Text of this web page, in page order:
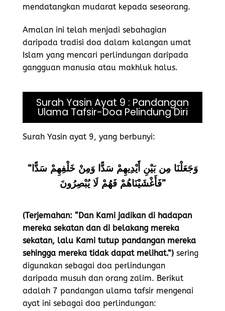
mendatangkan mudarat kepada seseorang.
Amalan ini telah menjadi sebahagian
daripada tradisi doa dalam kalangan umat
Islam yang mencari perlindungan daripada
gangguan manusia atau makhluk halus.
Surah Yasin Ayat 9 : Pandangan
Ulama Tafsir-Doa Pelindung Diri
Surah Yasin ayat 9, yang berbunyi:
“وَجَعَلْنَا مِن بَيْنِ أَيْدِيهِمْ سَدًّا وَمِنْ خَلْفِهِمْ سَدًّا
فَأَغْشَيْنَاهُمْ فَهُمْ لَا يُبْصِرُونَ”
(Terjemahan: “Dan Kami jadikan di hadapan
mereka sekatan dan di belakang mereka
sekatan, lalu Kami tutup pandangan mereka
sehingga mereka tidak dapat melihat.”) sering
digunakan sebagai doa perlindungan
daripada musuh dan orang zalim. Berikut
adalah 7 pandangan ulama tafsir mengenai
ayat ini sebagai doa perlindungan: